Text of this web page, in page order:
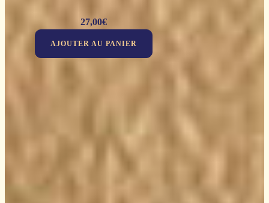
27,00€
AJOUTER AU PANIER